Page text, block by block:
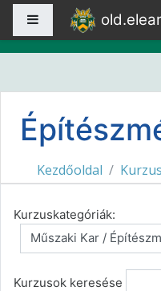
Tovább a fő tartalomhoz
Oldalpanel
Kezdőoldal
Kurzuskategóriák:
Kurzusok keresése